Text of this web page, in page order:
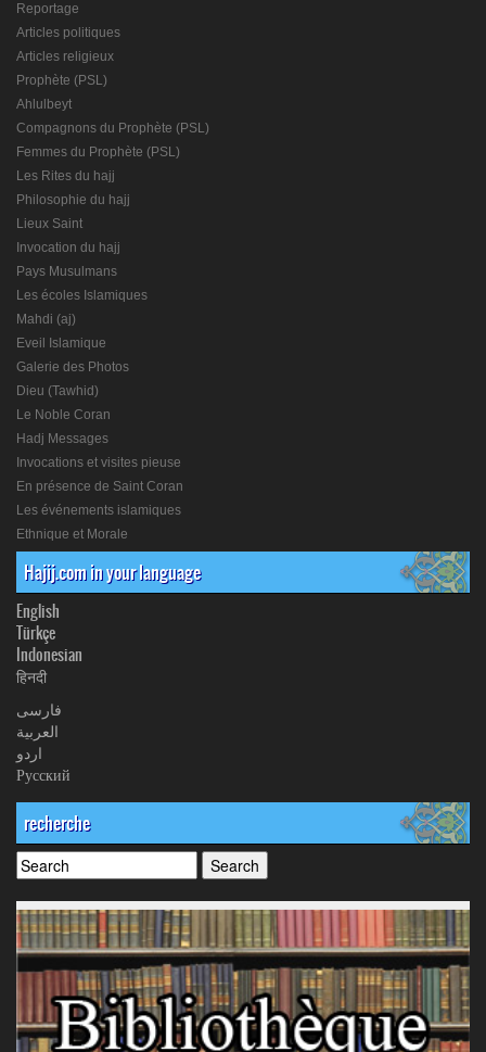
Reportage
Articles politiques
Articles religieux
Prophète (PSL)
Ahlulbeyt
Compagnons du Prophète (PSL)
Femmes du Prophète (PSL)
Les Rites du hajj
Philosophie du hajj
Lieux Saint
Invocation du hajj
Pays Musulmans
Les écoles Islamiques
Mahdi (aj)
Eveil Islamique
Galerie des Photos
Dieu (Tawhid)
Le Noble Coran
Hadj Messages
Invocations et visites pieuse
En présence de Saint Coran
Les événements islamiques
Ethnique et Morale
Hajij.com in your language
English
Türkçe
Indonesian
हिनदी
فارسی
العربیة
اردو
Русский
recherche